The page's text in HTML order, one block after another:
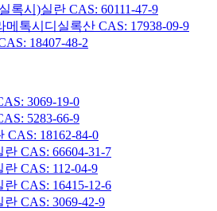
록시)실란 CAS: 60111-47-9
메톡시디실록산 CAS: 17938-09-9
18407-48-2
3069-19-0
5283-66-9
18162-84-0
CAS: 66604-31-7
CAS: 112-04-9
CAS: 16415-12-6
CAS: 3069-42-9